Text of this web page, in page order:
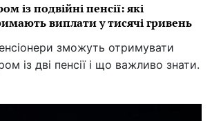
із подвійні пенсії: які
виплати у тисячі гривень
зможуть отримувати
із дві пенсії і що важливо знати.